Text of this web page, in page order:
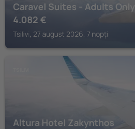
Caravel Suites - Adults Only
4.082 €
Tsilivi, 27 august 2026, 7 nopți
Altura Hotel Zakynthos